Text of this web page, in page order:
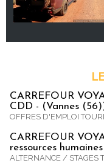
CARREFOUR
CDD - (Vannes
OFFRES D'EMPLOI
CARREFOUR
ressources
ALTERNANCE / STAGES